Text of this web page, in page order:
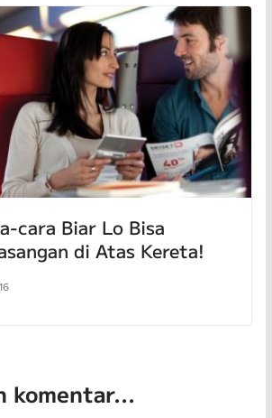
cara Biar Lo Bisa
di Atas Kereta!
komentar...